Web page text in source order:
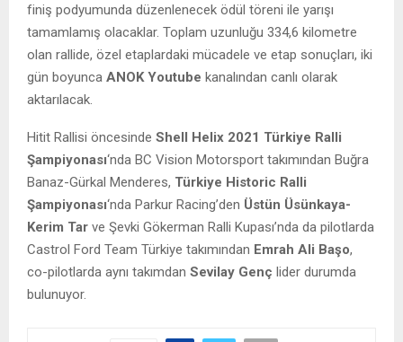
finiş podyumunda düzenlenecek ödül töreni ile yarışı
tamamlamış olacaklar. Toplam uzunluğu 334,6 kilometre
olan rallide, özel etaplardaki mücadele ve etap sonuçları, iki
gün boyunca ANOK Youtube kanalından canlı olarak
aktarılacak.
Hitit Rallisi öncesinde Shell Helix 2021 Türkiye Ralli
Şampiyonası‘nda BC Vision Motorsport takımından Buğra
Banaz-Gürkal Menderes, Türkiye Historic Ralli
Şampiyonası‘nda Parkur Racing’den Üstün Üsünkaya-
Kerim Tar ve Şevki Gökerman Ralli Kupası’nda da pilotlarda
Castrol Ford Team Türkiye takımından Emrah Ali Başo,
co-pilotlarda aynı takımdan Sevilay Genç lider durumda
bulunuyor.